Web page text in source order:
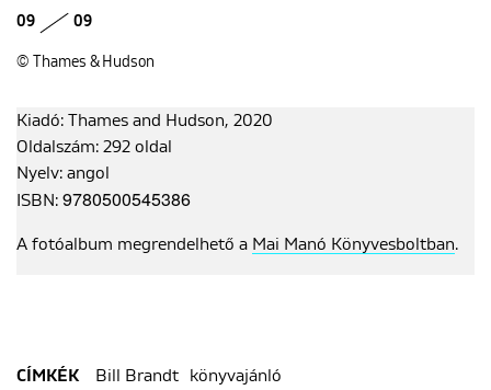
09 09
© Thames & Hudson
Kiadó: Thames and Hudson, 2020
Oldalszám: 292 oldal
Nyelv: angol
ISBN: 9780500545386
A fotóalbum megrendelhető a Mai Manó Könyvesboltban.
CÍMKÉK Bill Brandt könyvajánló